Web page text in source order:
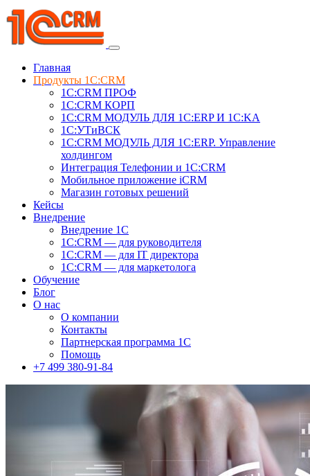
Главная
Продукты 1C:CRM
1С:CRM ПРОФ
1С:CRM КОРП
1С:CRM МОДУЛЬ ДЛЯ 1C:ERP И 1C:KA
1C:УТиВСК
1С:CRM МОДУЛЬ ДЛЯ 1C:ERP. Управление
холдингом
Интеграция Телефонии и 1C:CRM
Мобильное приложение iCRM
Магазин готовых решений
Кейсы
Внедрение
Внедрение 1C
1С:CRM — для руководителя
1С:CRM — для IT директора
1С:CRM — для маркетолога
Обучение
Блог
О нас
О компании
Контакты
Партнерская программа 1С
Помощь
+7 499 380-91-84